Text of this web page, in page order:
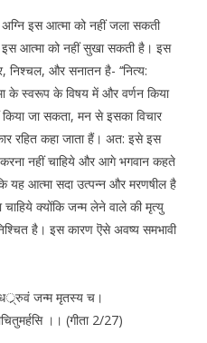
इस आत्मा को नहीं जला सकती
आत्मा को नहीं सुखा सकती है। इस
निश्चल, और सनातन है- ‘‘नित्य:
के स्वरूप के विषय में और वर्णन किया
जा सकता, मन से इसका विचार
रहित कहा जाता हैं। अत: इसे इस
नहीं चाहिये और आगे भगवान कहते
यह आत्मा सदा उत्पन्न और मरणषील है
क्योंकि जन्म लेने वाले की मृत्यु
है। इस कारण ऎसे अवष्य समभावी
जन्म मृतस्य च।
।। (गीता 2/27)